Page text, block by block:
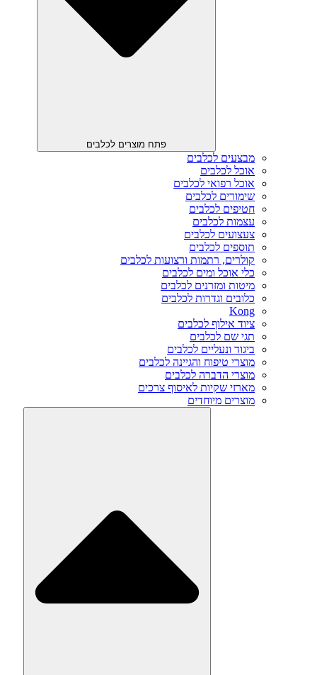
פתח מוצרים לכלבים
מבצעים לכלבים
אוכל לכלבים
אוכל רפואי לכלבים
שימורים לכלבים
חטיפים לכלבים
עצמות לכלבים
צעצועים לכלבים
תוספים לכלבים
קולרים, רתמות ורצועות לכלבים
כלי אוכל ומים לכלבים
מיטות ומזרנים לכלבים
כלובים וגדרות לכלבים
Kong
ציוד אילוף לכלבים
תגי שם לכלבים
ביגוד ונעליים לכלבים
מוצרי טיפוח והגיינה לכלבים
מוצרי הדברה לכלבים
מארזי שקיות לאיסוף צרכים
מוצרים מיוחדים